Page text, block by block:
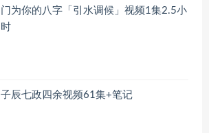
门为你的八字「引水调候」视频1集2.5小
时
子辰七政四余视频61集+笔记